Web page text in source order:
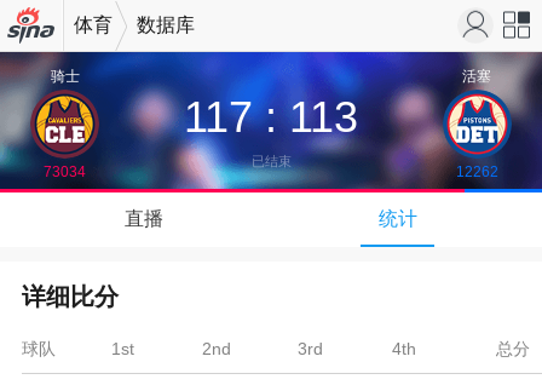
机新浪 站导
航
体育 数据库
骑士
73034
活塞
12262
117 : 113
已结束
直播 统计
详细比分
球队 1st 2nd 3rd 4th 5th
总分